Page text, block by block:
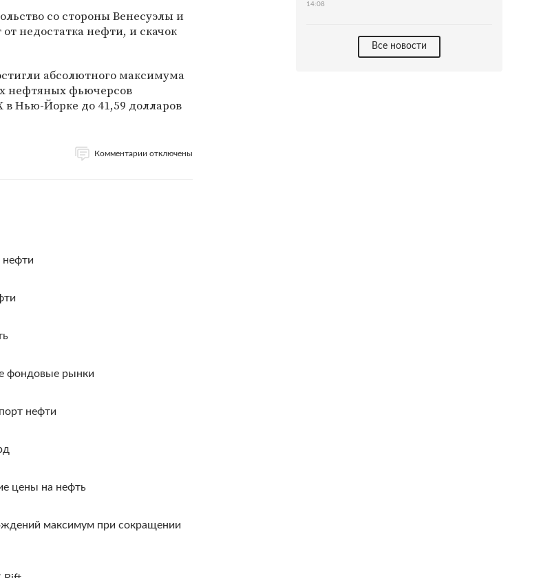
со стороны Венесуэлы и
недостатка нефти, и скачок
абсолютного максимума
нефтяных фьючерсов
в Нью-Йорке до 41,59 долларов
Комментарии отключены
фондовые рынки
нефти
цены на нефть
максимум при сокращении
14:08
Все новости